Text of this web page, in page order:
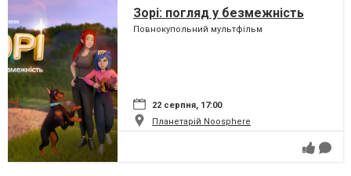
Зорі: погляд у безмежність
Повнокупольний мультфільм
22 серпня, 17:00
Планетарій Noosphere